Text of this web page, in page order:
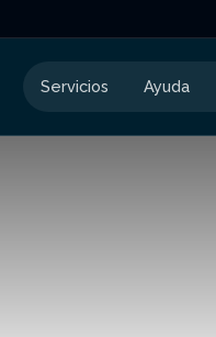
Servicios Ayuda